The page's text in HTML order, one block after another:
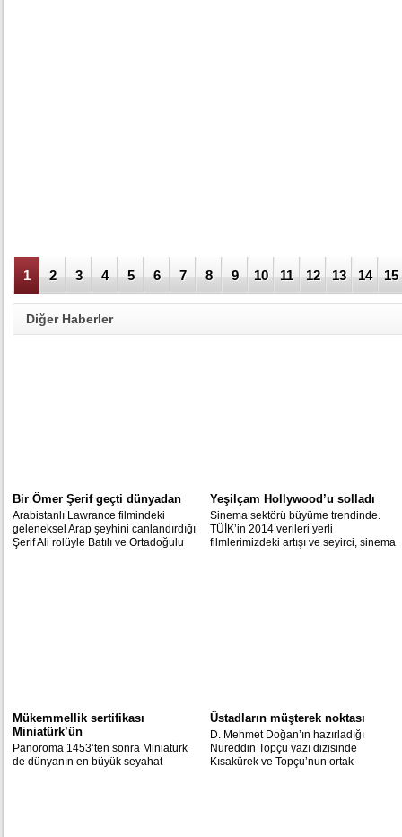
1 2 3 4 5 6 7 8 9 10 11 12 13 14 15
Diğer Haberler
Bir Ömer Şerif geçti dünyadan
Arabistanlı Lawrance filmindeki
geleneksel Arap şeyhini canlandırdığı
Şerif Ali rolüyle Batılı ve Ortadoğulu
Yeşilçam Hollywood’u solladı
Sinema sektörü büyüme trendinde.
TÜİK’in 2014 verileri yerli
filmlerimizdeki artışı ve seyirci, sinema
Mükemmellik sertifikası
Miniatürk’ün
Panoroma 1453’ten sonra Miniatürk
de dünyanın en büyük seyahat
Üstadların müşterek noktası
D. Mehmet Doğan’ın hazırladığı
Nureddin Topçu yazı dizisinde
Kısakürek ve Topçu’nun ortak